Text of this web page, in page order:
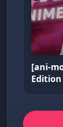
[ani-
Edition